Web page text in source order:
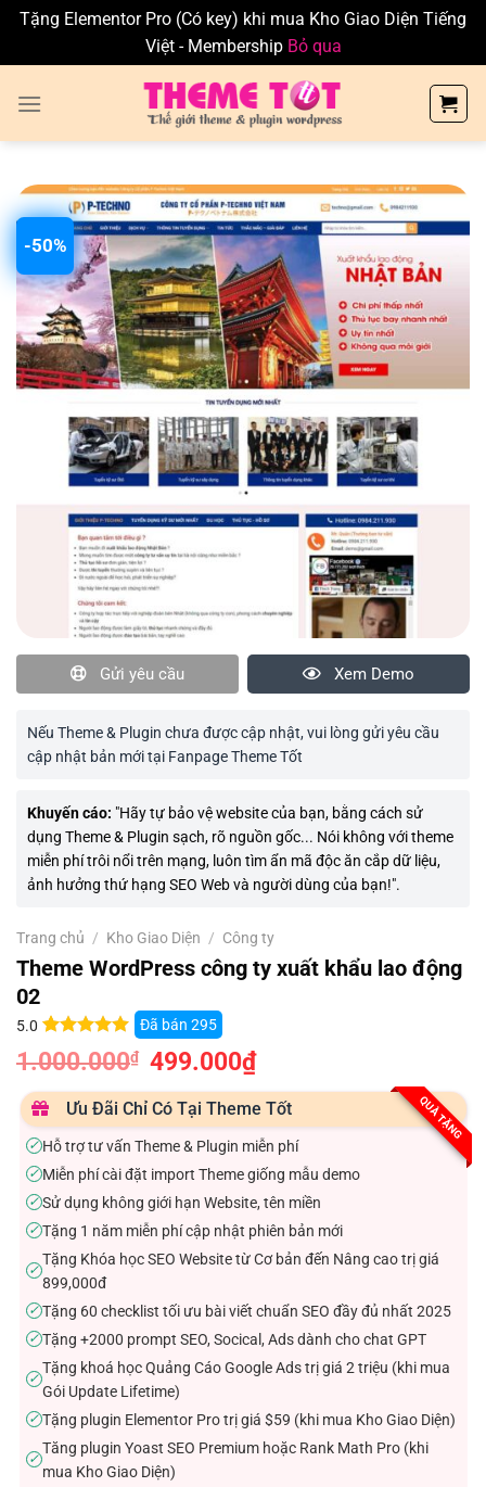
Tặng Elementor Pro (Có key) khi mua Kho Giao Diện Tiếng
Việt - Membership Bỏ qua
-50%
Gửi yêu cầu Xem Demo
Nếu Theme & Plugin chưa được cập nhật, vui lòng gửi yêu cầu
cập nhật bản mới tại Fanpage Theme Tốt
Khuyến cáo: "Hãy tự bảo vệ website của bạn, bằng cách sử
dụng Theme & Plugin sạch, rõ nguồn gốc... Nói không với theme
miễn phí trôi nổi trên mạng, luôn tìm ẩn mã độc ăn cắp dữ liệu,
ảnh hưởng thứ hạng SEO Web và người dùng của bạn!".
Trang chủ / Kho Giao Diện / Công ty
Theme WordPress công ty xuất khẩu lao động
02
5.0
5.0 trên 5
dựa trên
12
Đã bán 295
1.000.000₫
Giá
gốc
1.000.000₫.
499.000₫Giá
hiện
là:
499.000₫.
QUÀ TẶNG
Ưu Đãi Chỉ Có Tại Theme Tốt
✓Hỗ trợ tư vấn Theme & Plugin miễn phí
✓Miễn phí cài đặt import Theme giống mẫu demo
✓Sử dụng không giới hạn Website, tên miền
✓Tặng 1 năm miễn phí cập nhật phiên bản mới
✓
Tặng Khóa học SEO Website từ Cơ bản đến Nâng cao trị giá
899,000đ
✓Tặng 60 checklist tối ưu bài viết chuẩn SEO đầy đủ nhất 2025
✓Tặng +2000 prompt SEO, Socical, Ads dành cho chat GPT
✓
Tặng khoá học Quảng Cáo Google Ads trị giá 2 triệu (khi mua
Gói Update Lifetime)
✓Tặng plugin Elementor Pro trị giá $59 (khi mua Kho Giao Diện)
✓
Tăng plugin Yoast SEO Premium hoặc Rank Math Pro (khi
mua Kho Giao Diện)